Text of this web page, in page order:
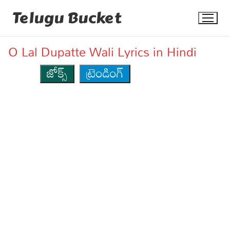
Telugu Bucket
O Lal Dupatte Wali Lyrics in Hindi
జోక్స్
ట్రెండింగ్